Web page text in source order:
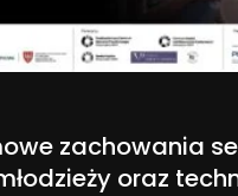
zachowania
oraz